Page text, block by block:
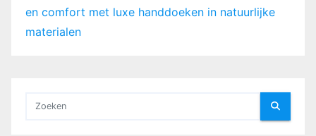
en comfort met luxe handdoeken in natuurlijke
materialen